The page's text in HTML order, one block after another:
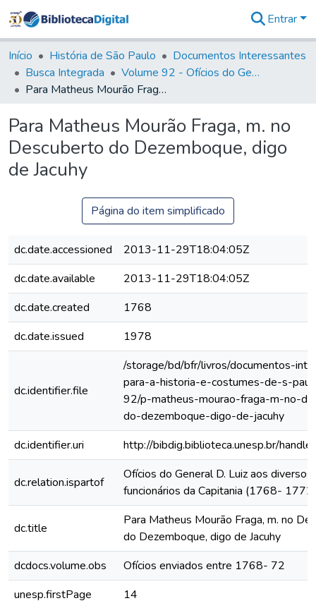
&
Coleções
Tudo na
Biblioteca
Estatísticas
Entrar
Início História de São Paulo
Documentos Interessantes
Busca Integrada
Volume 92 - Ofícios do General D. Luiz aos diversos funcionários da Capitania (1768- 1772)
Para Matheus Mourão Fraga, m. no Descuberto do Dezemboque, digo de Jacuhy
Para Matheus Mourão Fraga, m. no
Descuberto do Dezemboque, digo
de Jacuhy
Página do item simplificado
dc.date.accessioned
2013-11-29T18:04:05Z
dc.date.available
2013-11-29T18:04:05Z
dc.date.created
1768
dc.date.issued
1978
dc.identifier.file
/storage/bd/bfr/livros/documentos-
para-a-historia-e-costumes-de-s-
92/p-matheus-mourao-fraga-m-no-
do-dezemboque-digo-de-jacuhy
dc.identifier.uri
http://bibdig.biblioteca.unesp.br/
dc.relation.ispartof
Ofícios do General D. Luiz aos diversos
funcionários da Capitania (1768- 1772)
dc.title
Para Matheus Mourão Fraga, m. no
do Dezemboque, digo de Jacuhy
dcdocs.volume.obs
Ofícios enviados entre 1768- 72
unesp.firstPage
14